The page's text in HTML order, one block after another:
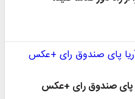
پای صندوق رای +عکس